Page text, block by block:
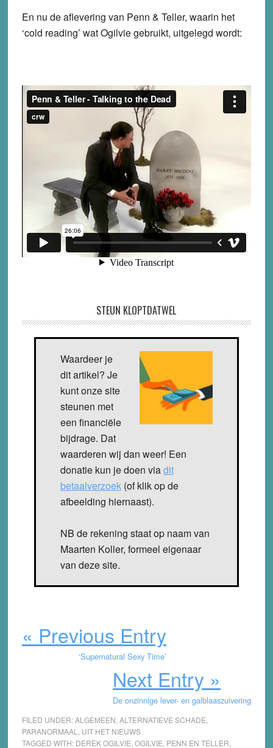
En nu de aflevering van Penn & Teller, waarin het
‘cold reading’ wat Ogilvie gebruikt, uitgelegd wordt:
STEUN KLOPTDATWEL
Waardeer je
dit artikel? Je
kunt onze site
steunen met
een financiële
bijdrage. Dat
waarderen wij dan weer! Een
donatie kun je doen viadit
betaalverzoek(of klik op de
afbeelding hiernaast).
NB de rekening staat op naam van
Maarten Koller, formeel eigenaar
van deze site.
« Previous Entry
‘Supernatural Sexy Time’
Next Entry »
De onzinnige lever- en galblaaszuivering
FILED UNDER:ALGEMEEN ALTERNATIEVE SCHADE
PARANORMAAL
UIT HET NIEUWS
TAGGED WITH: DEREK OGILVIE OGILVIE PENN EN TELLER